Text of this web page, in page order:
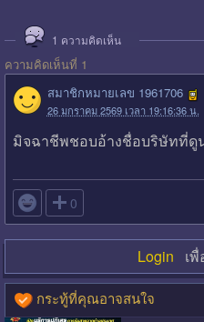
1 ความคิดเห็น
ความคิดเห็นที่ 1
สมาชิกหมายเลข 1961706
26 มกราคม 2569 เวลา 19:16:36 น.
มิจฉาชีพชอบอ้างชื่อบริษัทที่ดู
 0
Login เ
กระทู้ที่คุณอาจสนใจ